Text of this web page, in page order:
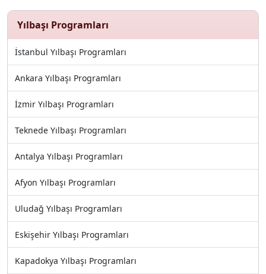
bekliyor.
Yılbaşı Programları
İstanbul Yılbaşı Programları
Ankara Yılbaşı Programları
İzmir Yılbaşı Programları
Teknede Yılbaşı Programları
Antalya Yılbaşı Programları
Afyon Yılbaşı Programları
Uludağ Yılbaşı Programları
Eskişehir Yılbaşı Programları
Kapadokya Yılbaşı Programları